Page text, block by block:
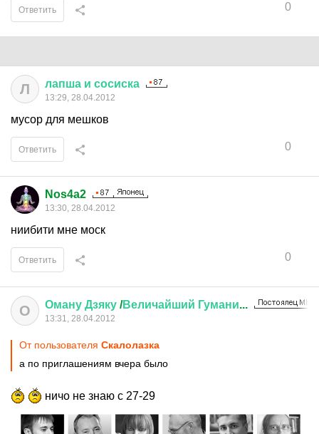
0
Ответить
Л лапша и сосиска
13:29, 28.04.2012
мусор для мешков
0
Ответить
Nos4a2
13:30, 28.04.2012
ниибити мне моск
0
Ответить
О Оману Дзяку /Величайший Гумани...
13:31, 28.04.2012
От пользователя Скалолазка
а по приглашениям вчера было
ничо не знаю с 27-29